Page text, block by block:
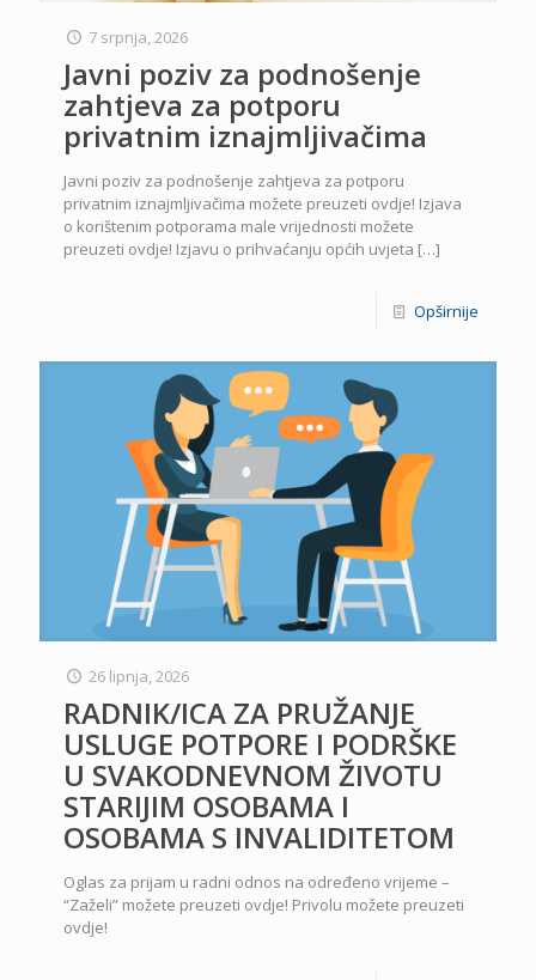
7 srpnja, 2026
Javni poziv za podnošenje
zahtjeva za potporu
privatnim iznajmljivačima
Javni poziv za podnošenje zahtjeva za potporu
privatnim iznajmljivačima možete preuzeti ovdje! Izjava
o korištenim potporama male vrijednosti možete
preuzeti ovdje! Izjavu o prihvaćanju općih uvjeta […]
Opširnije
26 lipnja, 2026
RADNIK/ICA ZA PRUŽANJE
USLUGE POTPORE I PODRŠKE
U SVAKODNEVNOM ŽIVOTU
STARIJIM OSOBAMA I
OSOBAMA S INVALIDITETOM
Oglas za prijam u radni odnos na određeno vrijeme –
“Zaželi” možete preuzeti ovdje! Privolu možete preuzeti
ovdje!